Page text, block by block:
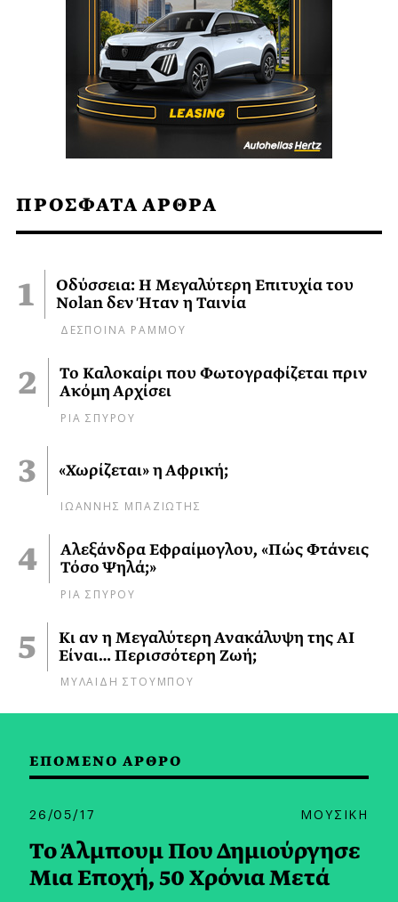
ΠΡΟΣΦΑΤΑ ΑΡΘΡΑ
Οδύσσεια: Η Μεγαλύτερη Επιτυχία του
Nolan δεν Ήταν η Ταινία
ΔΕΣΠΟΙΝΑ ΡΑΜΜΟΥ
Το Καλοκαίρι που Φωτογραφίζεται πριν
Ακόμη Αρχίσει
ΡΙΑ ΣΠΥΡΟΥ
«Χωρίζεται» η Αφρική;
ΙΩΑΝΝΗΣ ΜΠΑΖΙΩΤΗΣ
Αλεξάνδρα Εφραίμογλου, «Πώς Φτάνεις
Τόσο Ψηλά;»
ΡΙΑ ΣΠΥΡΟΥ
Κι αν η Μεγαλύτερη Ανακάλυψη της AI
Είναι… Περισσότερη Ζωή;
ΜΥΛΑΙΔΗ ΣΤΟΥΜΠΟΥ
ΕΠΟΜΕΝΟ ΑΡΘΡΟ
26/05/17 ΜΟΥΣΙΚΗ
Το Άλμπουμ Που Δημιούργησε
Μια Εποχή, 50 Χρόνια Μετά